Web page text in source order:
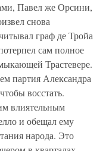
Павел же Орсини,
снова
граф де Тройа
сам полное
Трастевере.
партия Александра
восстать.
влиятельным
и обещал ему
народа. Это